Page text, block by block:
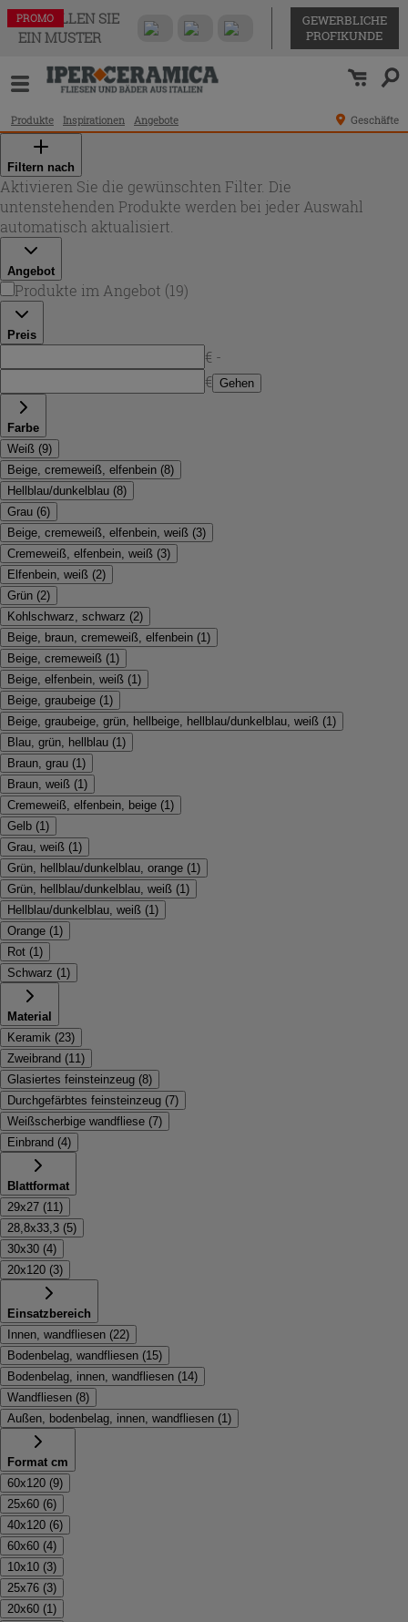
BESTELLEN SIE
EIN MUSTER
GEWERBLICHE
PROFIKUNDE
Produkte Inspirationen Angebote Geschäfte
Filtern nach
Aktivieren Sie die gewünschten Filter. Die
untenstehenden Produkte werden bei jeder Auswahl
automatisch aktualisiert.
Angebot
Produkte im Angebot (19)
Preis
€ -
€ Gehen
Farbe
Weiß (9)
Beige, cremeweiß, elfenbein (8)
Hellblau/dunkelblau (8)
Grau (6)
Beige, cremeweiß, elfenbein, weiß (3)
Cremeweiß, elfenbein, weiß (3)
Elfenbein, weiß (2)
Grün (2)
Kohlschwarz, schwarz (2)
Beige, braun, cremeweiß, elfenbein (1)
Beige, cremeweiß (1)
Beige, elfenbein, weiß (1)
Beige, graubeige (1)
Beige, graubeige, grün, hellbeige, hellblau/dunkelblau, weiß (1)
Blau, grün, hellblau (1)
Braun, grau (1)
Braun, weiß (1)
Cremeweiß, elfenbein, beige (1)
Gelb (1)
Grau, weiß (1)
Grün, hellblau/dunkelblau, orange (1)
Grün, hellblau/dunkelblau, weiß (1)
Hellblau/dunkelblau, weiß (1)
Orange (1)
Rot (1)
Schwarz (1)
Material
Keramik (23)
Zweibrand (11)
Glasiertes feinsteinzeug (8)
Durchgefärbtes feinsteinzeug (7)
Weißscherbige wandfliese (7)
Einbrand (4)
Blattformat
29x27 (11)
28,8x33,3 (5)
30x30 (4)
20x120 (3)
Einsatzbereich
Innen, wandfliesen (22)
Bodenbelag, wandfliesen (15)
Bodenbelag, innen, wandfliesen (14)
Wandfliesen (8)
Außen, bodenbelag, innen, wandfliesen (1)
Format cm
60x120 (9)
25x60 (6)
40x120 (6)
60x60 (4)
10x10 (3)
25x76 (3)
20x60 (1)
PROMO
PROMO
PROMO
PROMO
PROMO
PROMO
PROMO
PROMO
PROMO
PROMO
PROMO
PROMO
PROMO
PROMO
PROMO
PROMO
PROMO
PROMO
PROMO